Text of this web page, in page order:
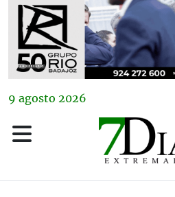
9 agosto 2026